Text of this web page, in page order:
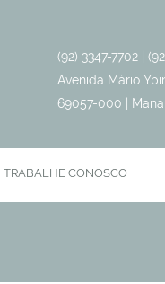
(92) 3347-7702 |
Avenida Mário
69057-000 |
TRABALHE CONOSCO